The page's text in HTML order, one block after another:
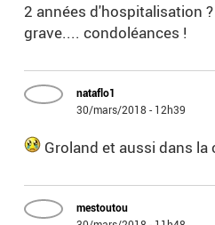
2 années d'hospitalisation
grave.... condoléances !
nataflo1
30/mars/2018 - 12h39
Groland et aussi dans
mestoutou